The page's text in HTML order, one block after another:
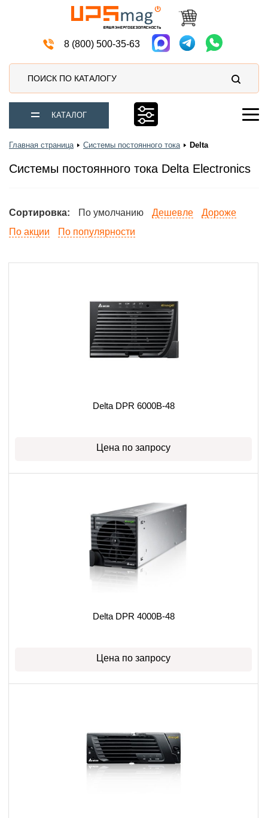
8 (800) 500-35-63
ПОИСК ПО КАТАЛОГУ
КАТАЛОГ
Главная страница Системы постоянного тока Delta
Системы постоянного тока Delta Electronics
Сортировка: По умолчанию Дешевле
Дороже
По акции
По популярности
Delta DPR 6000B-48
Цена по запросу
Delta DPR 4000B-48
Цена по запросу
Источники бесперебойного питания